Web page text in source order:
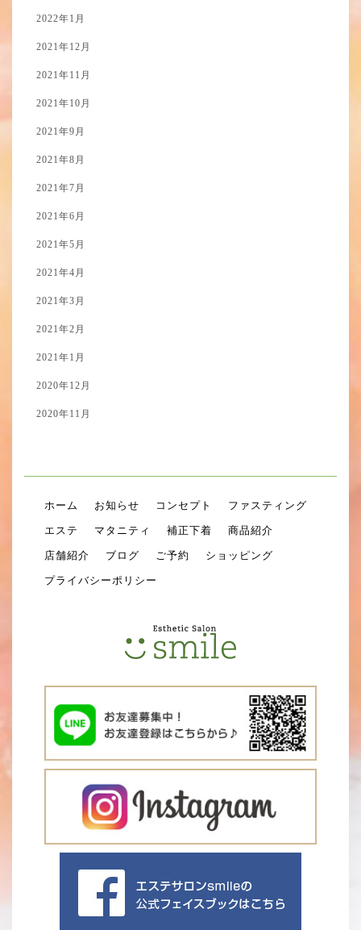
2022年1月
2021年12月
2021年11月
2021年10月
2021年9月
2021年8月
2021年7月
2021年6月
2021年5月
2021年4月
2021年3月
2021年2月
2021年1月
2020年12月
2020年11月
ホーム お知らせ コンセプト ファスティング
エステ マタニティ 補正下着 商品紹介
店舗紹介 ブログ ご予約 ショッピング
プライバシーポリシー